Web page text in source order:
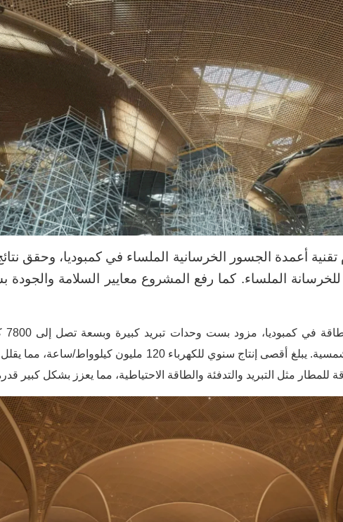
أعمدة الجسور الخرسانية الملساء في كمبوديا، وحقق
للخرسانة الملساء. كما رفع المشروع معايير السلامة
مثل التبريد والتدفئة والطاقة الاحتياطية، مما يعزز بشكل كبير